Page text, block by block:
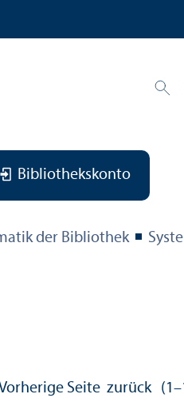
Bibliothekskonto
der Bibliothek
zurück